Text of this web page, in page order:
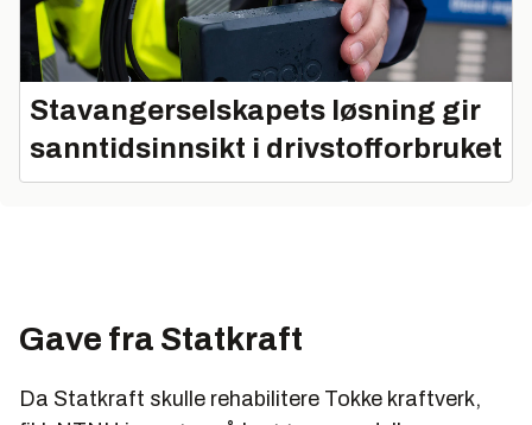
Stavangerselskapets løsning gir
sanntidsinnsikt i drivstofforbruket
Gave fra Statkraft
Da Statkraft skulle rehabilitere Tokke kraftverk,